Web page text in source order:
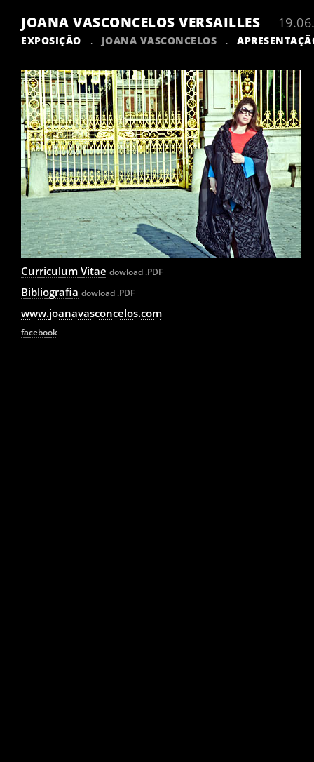
JOANA VASCONCELOS VERSAILLES
EXPOSIÇÃO . JOANA VASCONCELOS .
Curriculum Vitae dowload .PDF
Bibliografia dowload .PDF
www.joanavasconcelos.com
facebook